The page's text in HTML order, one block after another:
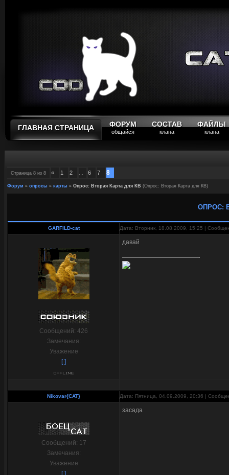
ГЛАВНАЯ СТРАНИЦА ФОРУМ
общайся
СОСТАВ
клана
ФАЙЛЫ
клана
Страница 8 из 8 « 1 2 … 6 7 8
Форум » опросы » карты » Опрос: Вторая Карта для КВ (Опрос: Вторая Карта для КВ)
ОПРОС:
GARFILD-cat Дата: Вторник, 18.08.2009, 15:25 |
Сообщений: 426
Замечания:
Уважение
[ ]
давай
Nikovar{CAT} Дата: Пятница, 04.09.2009, 20:36 |
Сообщений: 17
Замечания:
Уважение
[ ]
засада